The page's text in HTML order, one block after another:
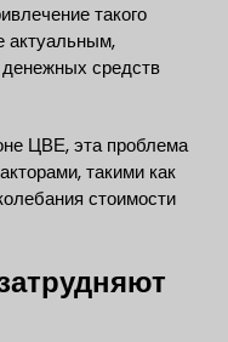
такого
актуальным,
средств
ЦВЕ, эта проблема
такими как
стоимости